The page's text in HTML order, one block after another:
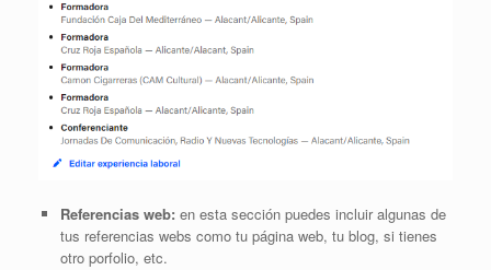
Referencias web: en esta sección puedes incluir algunas de
tus referencias webs como tu página web, tu blog, si tienes
otro porfolio, etc.